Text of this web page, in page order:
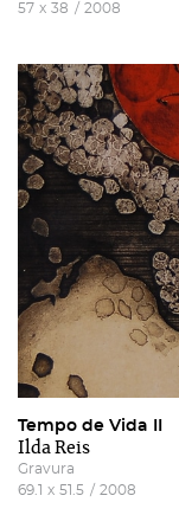
57 x 38 / 2008
Tempo de Vida II
Ilda Reis
Gravura
69.1 x 51.5 / 2008